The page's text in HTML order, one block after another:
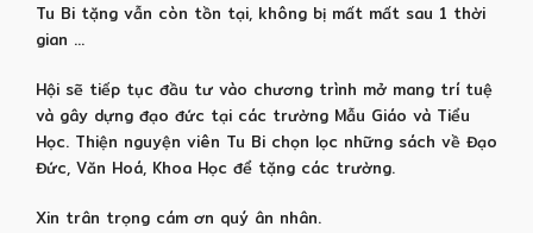
Tu Bi tặng vẫn còn tồn tại, không bị mất mất sau 1 thời
gian …
Hội sẽ tiếp tục đầu tư vào chương trình mở mang trí tuệ
và gây dựng đạo đức tại các trường Mẫu Giáo và Tiểu
Học. Thiện nguyện viên Tu Bi chọn lọc những sách về Đạo
Đức, Văn Hoá, Khoa Học để tặng các trường.
Xin trân trọng cám ơn quý ân nhân.